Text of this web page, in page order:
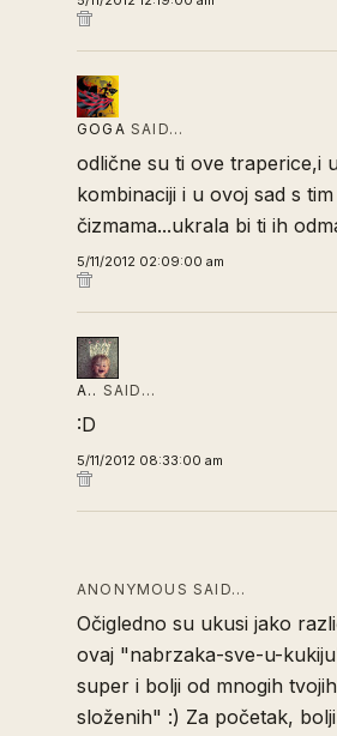
GOGA SAID…
odlične su ti ove traperice,i
kombinaciji i u ovoj sad s tim
čizmama...ukrala bi ti ih
5/11/2012 02:09:00 am
A.. SAID…
:D
5/11/2012 08:33:00 am
ANONYMOUS SAID…
Očigledno su ukusi jako
ovaj "nabrzaka-sve-u-
super i bolji od mnogih
složenih" :) Za početak,